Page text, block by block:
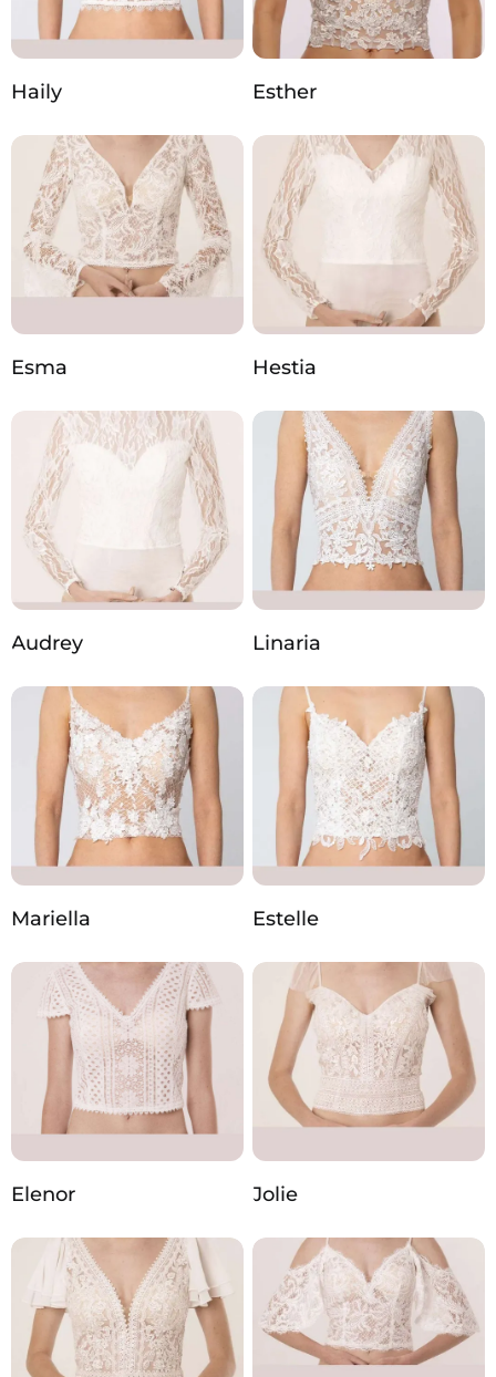
Haily Esther
Esma Hestia
Audrey Linaria
Mariella Estelle
Elenor Jolie